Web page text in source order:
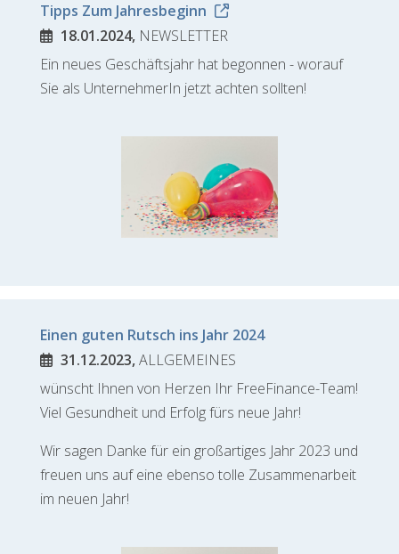
Tipps Zum Jahresbeginn
18.01.2024, NEWSLETTER
Ein neues Geschäftsjahr hat begonnen - worauf
Sie als UnternehmerIn jetzt achten sollten!
Einen guten Rutsch ins Jahr 2024
31.12.2023,ALLGEMEINES
wünscht Ihnen von Herzen Ihr FreeFinance-Team!
Viel Gesundheit und Erfolg fürs neue Jahr!
Wir sagen Danke für ein großartiges Jahr 2023 und
freuen uns auf eine ebenso tolle Zusammenarbeit
im neuen Jahr!